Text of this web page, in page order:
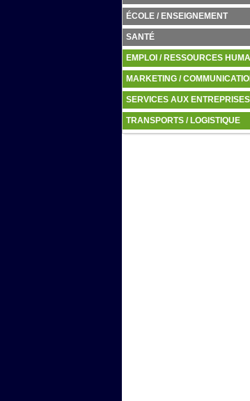
ÉCOLE / ENSEIGNEMENT
SANTÉ
EMPLOI / RESSOURCES
MARKETING /
SERVICES AUX ENTREPRISES
TRANSPORTS / LOGISTIQUE